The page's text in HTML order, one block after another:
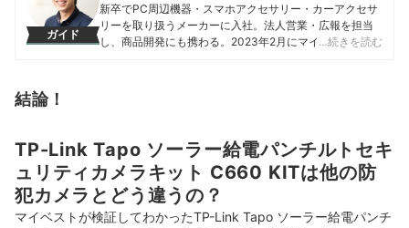
ガイド
新卒でPC周辺機器・スマホアクセサリー・カーアクセサ
リーを取り扱うメーカーに入社。法人営業・広報を担当
し、商品開発にも携わる。2023年2月にマイベストに入
けて、コンテンツ制作を行っている。
八幡康平のプロフィール
…続きを読む
結論！
TP-Link Tapo ソーラー給電パンチルトセキ
ュリティカメラキット C660 KITは他の防
犯カメラとどう違うの？
マイベストが検証してわかったTP-Link Tapo ソーラー給電パンチ